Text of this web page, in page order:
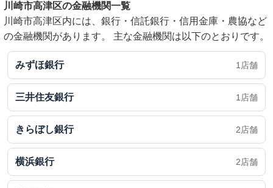
川崎市高津区の金融機関一覧
川崎市高津区内には、銀行・信託銀行・信用金庫・農協など
の金融機関があります。 主な金融機関は以下のとおりです。
みずほ銀行 1店舗
三井住友銀行 1店舗
きらぼし銀行 2店舗
横浜銀行 2店舗